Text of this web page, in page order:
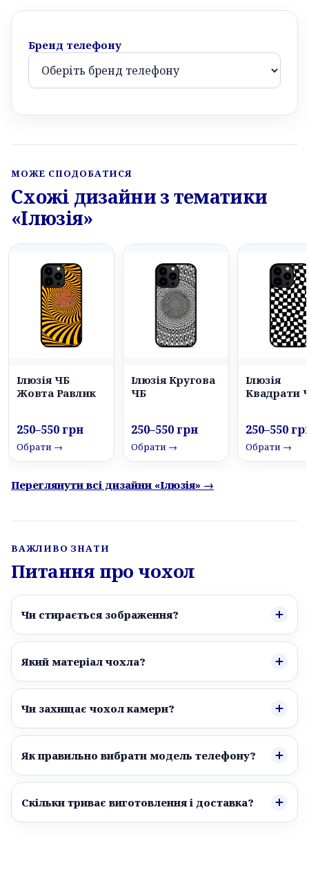
Бренд телефону
МОЖЕ СПОДОБАТИСЯ
Схожі дизайни з тематики
«Ілюзія»
Ілюзія ЧБ
Жовта Равлик
250–550 грн
Обрати →
Ілюзія Кругова
ЧБ
250–550 грн
Обрати →
Ілюзія
Квадрати
250–550
Обрати →
Переглянути всі дизайни «Ілюзія» →
ВАЖЛИВО ЗНАТИ
Питання про чохол
Чи стирається зображення?
Який матеріал чохла?
Чи захищає чохол камери?
Як правильно вибрати модель телефону?
Скільки триває виготовлення і доставка?